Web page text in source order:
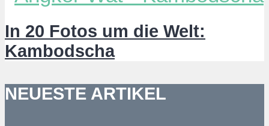
In 20 Fotos um die Welt:
Kambodscha
NEUESTE ARTIKEL